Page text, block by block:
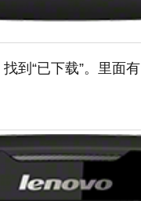
到“已下载”。里面